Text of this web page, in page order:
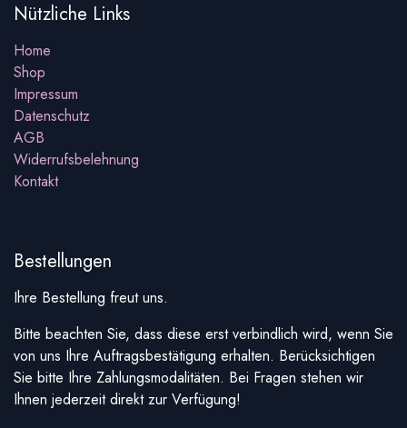
Nützliche Links
Home
Shop
Impressum
Datenschutz
AGB
Widerrufsbelehnung
Kontakt
Bestellungen
Ihre Bestellung freut uns.
Bitte beachten Sie, dass diese erst verbindlich wird, wenn Sie
von uns Ihre Auftragsbestätigung erhalten. Berücksichtigen
Sie bitte Ihre Zahlungsmodalitäten. Bei Fragen stehen wir
Ihnen jederzeit direkt zur Verfügung!